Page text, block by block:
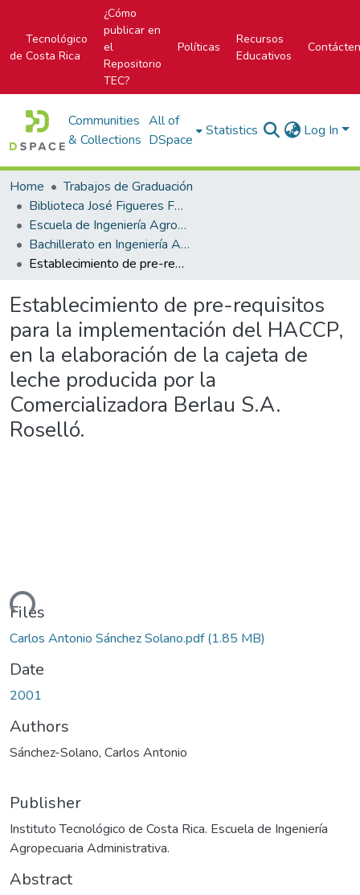
Tecnológico
de Costa Rica
¿Cómo
publicar en
el
Repositorio
TEC?
Políticas
Recursos
Educativos
Communities
& Collections
All of
DSpace
Statistics Log In
Home
Trabajos de Graduación
Biblioteca José Figueres Ferrer
Escuela de Ingeniería Agropecuaria Administrativa
Bachillerato en Ingeniería Agropecuaria Administrativa
Establecimiento de pre-requisitos para la implementación del HACCP, en la elaboración de la cajeta de leche producida por la Comercializadora Berlau S.A. Roselló.
Establecimiento de pre-requisitos
para la implementación del HACCP,
en la elaboración de la cajeta de
leche producida por la
Comercializadora Berlau S.A.
Roselló.
Files
Carlos Antonio Sánchez Solano.pdf(1.85 MB)
Date
2001
Authors
Sánchez-Solano, Carlos Antonio
Publisher
Instituto Tecnológico de Costa Rica. Escuela de Ingeniería
Agropecuaria Administrativa.
Abstract